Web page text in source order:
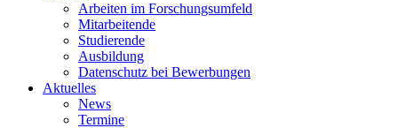
Arbeiten im Forschungsumfeld
Mitarbeitende
Studierende
Ausbildung
Datenschutz bei Bewerbungen
Aktuelles
News
Termine